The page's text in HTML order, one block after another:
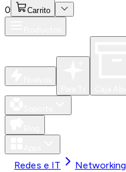
0 Carrito
Redes e IT Networking